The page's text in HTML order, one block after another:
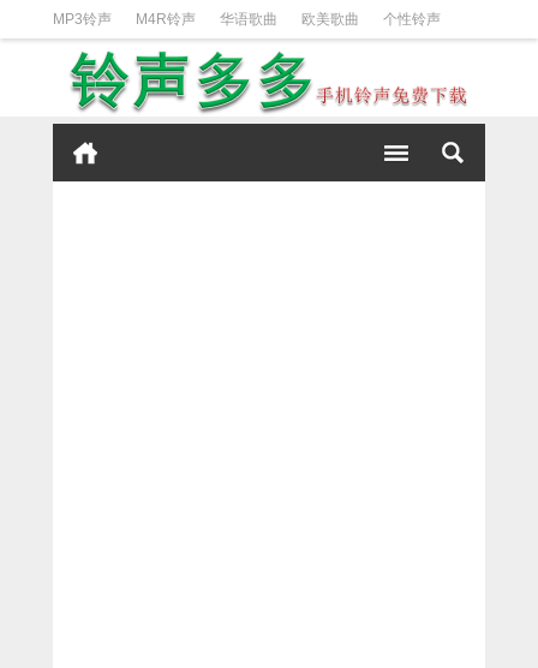
MP3铃声 M4R铃声 华语歌曲 欧美歌曲 个性铃声
日韩歌曲 动漫铃声 DJ铃声 短信铃声
iPhone铃声设置方法